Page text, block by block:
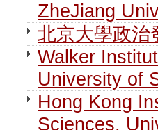
ZheJiang
北京大學政治
Walker
University of
Hong Kong
Sciences,